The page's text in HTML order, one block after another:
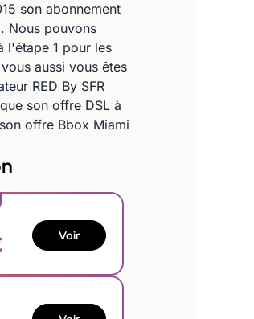
son abonnement
Nous pouvons
l'étape 1 pour les
aussi vous êtes
RED By SFR
son offre DSL à
offre Bbox Miami
Voir